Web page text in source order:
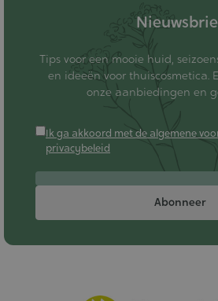
Tips voor een mooie huid,
en ideeën voor thuiscosmetica.
onze aanbiedingen en
Ik ga akkoord met de algemene
privacybeleid
Abonneer